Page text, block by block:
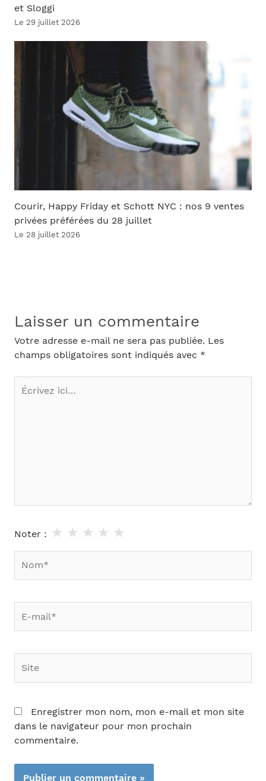
et Sloggi
Le 29 juillet 2026
Courir, Happy Friday et Schott NYC : nos 9 ventes
privées préférées du 28 juillet
Le 28 juillet 2026
Laisser un commentaire
Votre adresse e-mail ne sera pas publiée. Les
champs obligatoires sont indiqués avec *
Écrivez
ici…
Noter : ★
★
★
★
★
mail*
Enregistrer mon nom, mon e-mail et mon site
dans le navigateur pour mon prochain
commentaire.